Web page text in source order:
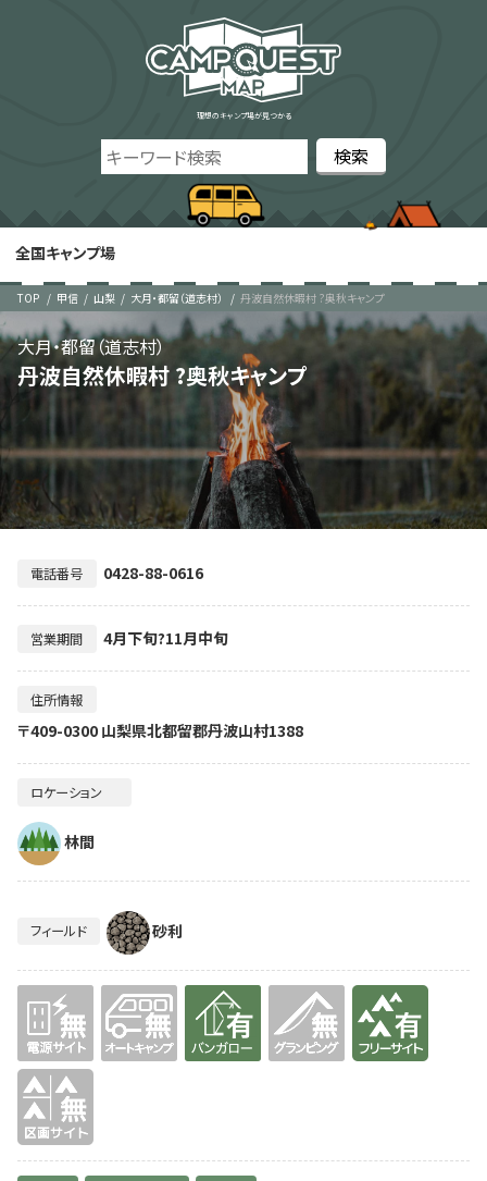
理想のキャンプ場が見つかる
全国キャンプ場
TOP 甲信 山梨 大月・都留（道志村） 丹波自然休暇村 ?奥秋キャンプ
丹波自然休暇村 ?奥秋キャンプ
大月・都留（道志村）
電話番号 0428-88-0616
営業期間 4月下旬?11月中旬
住所情報
〒409-0300 山梨県北都留郡丹波山村1388
ロケーション
林間
フィールド 砂利
無 無 有り 有り
無